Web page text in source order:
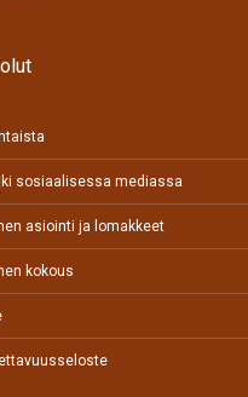
sosiaalisessa mediassa
asiointi ja lomakkeet
kokous